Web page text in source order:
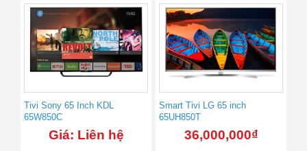
Tivi Sony 65 Inch KDL
65W850C
Giá: Liên hệ
Smart Tivi LG 65 inch
65UH850T
36,000,000₫